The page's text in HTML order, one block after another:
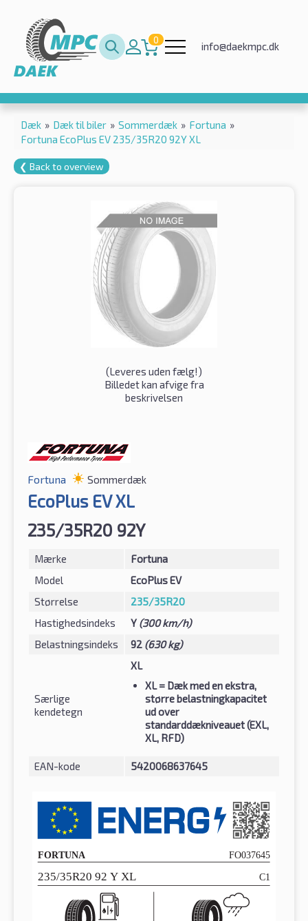
0
info@daekmpc.dk
Dæk » Dæk til biler » Sommerdæk » Fortuna »
Fortuna EcoPlus EV 235/35R20 92Y XL
❮ Back to overview
(Leveres uden fælg!)
Billedet kan afvige fra
beskrivelsen
Fortuna Sommerdæk
EcoPlus EV XL
235/35R20 92Y
Mærke
Fortuna
Model
EcoPlus EV
Størrelse
235/35R20
Hastighedsindeks
Y (300 km/h)
Belastningsindeks
92 (630 kg)
Særlige
kendetegn
XL
XL= Dæk med en ekstra,
større belastningkapacitet
ud over
standarddækniveauet (EXL,
XL, RFD)
EAN-kode 5420068637645